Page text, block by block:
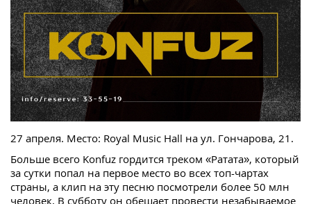
27 апреля. Место: Royal Music Hall на ул. Гончарова, 21.
Больше всего Konfuz гордится треком «Ратата», который
за сутки попал на первое место во всех топ-чартах
страны, а клип на эту песню посмотрели более 50 млн
человек. В субботу он обещает провести незабываемое